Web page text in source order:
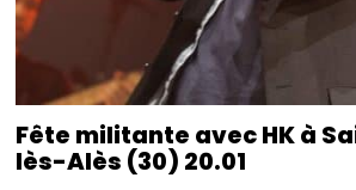
Fête militante avec HK à
lès-Alès (30) 20.01